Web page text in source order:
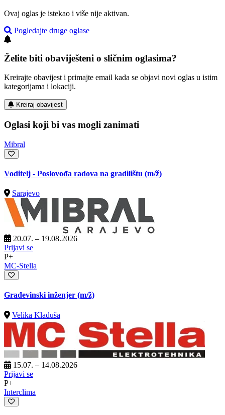
Ovaj oglas je istekao i više nije aktivan.
Pogledajte druge oglase
Želite biti obaviješteni o sličnim oglasima?
Kreirajte obavijest i primajte email kada se objavi novi oglas u istim
kategorijama i lokaciji.
Kreiraj obavijest
Oglasi koji bi vas mogli zanimati
Mibral
Voditelj - Poslovođa radova na gradilištu (m/ž)
Sarajevo
20.07. – 19.08.2026
Prijavi se
P+
MC-Stella
Građevinski inženjer (m/ž)
Velika Kladuša
15.07. – 14.08.2026
Prijavi se
P+
Interclima